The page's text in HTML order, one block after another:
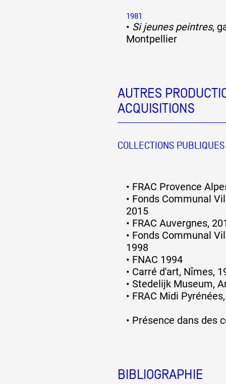
1981
• Si jeunes peintres,
Montpellier
AUTRES
ACQUISITIONS
COLLECTIONS
• FRAC Provence
• Fonds Communal
2015
• FRAC Auvergnes,
• Fonds Communal
1998
• FNAC 1994
• Carré d'art, Nîmes,
• Stedelijk Museum,
• FRAC Midi
• Présence dans des
BIBLIOGRAPHIE